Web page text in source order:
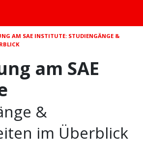
AM SAE INSTITUTE: STUDIENGÄNGE &
am SAE
&
im Überblick